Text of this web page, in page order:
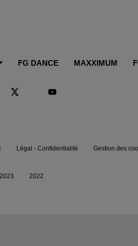
FG DANCE MAXXIMUM
Légal - Confidentialité Gestion des
2023 2022